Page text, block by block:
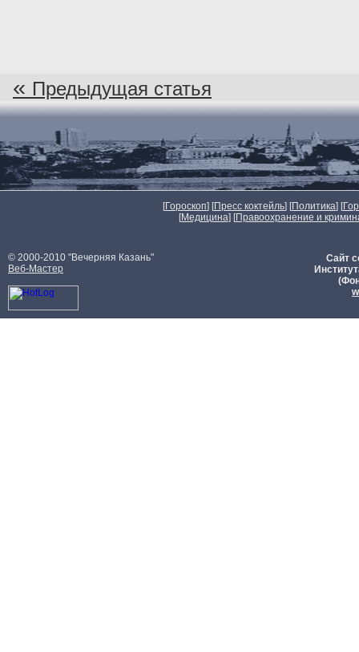
« Предыдущая статья
[Гороскоп] [Пресс коктейль] [Политика] [
[Медицина] [Правоохранение и
© 2000-2010 "Вечерняя Казань"
Веб-Мастер
Сайт